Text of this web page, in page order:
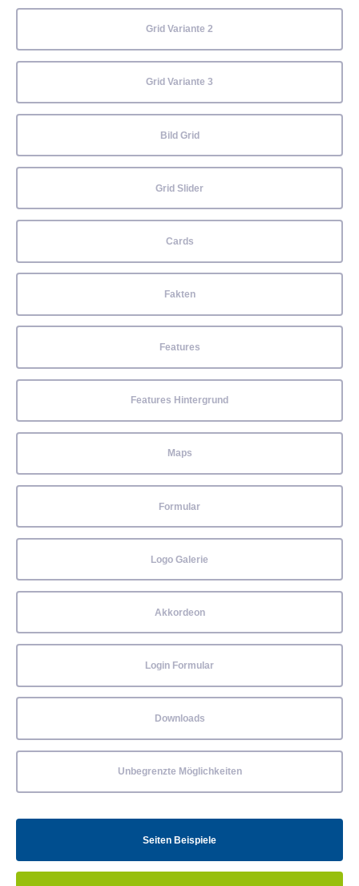
Grid Variante 2
Grid Variante 3
Bild Grid
Grid Slider
Cards
Fakten
Features
Features Hintergrund
Maps
Formular
Logo Galerie
Akkordeon
Login Formular
Downloads
Unbegrenzte Möglichkeiten
Seiten Beispiele